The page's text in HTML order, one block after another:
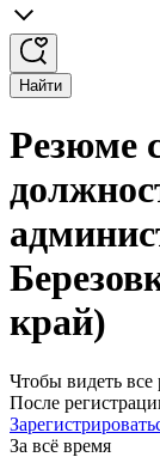
Найти
Резюме
край)
Чтобы видеть все
После
За всё время